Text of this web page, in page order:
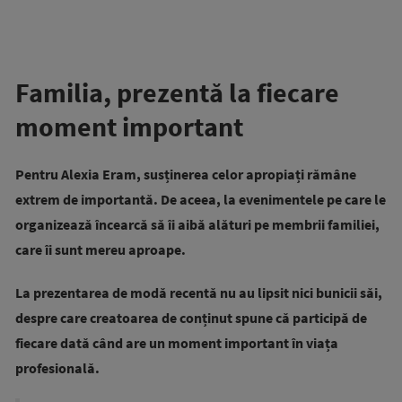
Familia, prezentă la fiecare
moment important
Pentru Alexia Eram, susținerea celor apropiați rămâne
extrem de importantă. De aceea, la evenimentele pe care le
organizează încearcă să îi aibă alături pe membrii familiei,
care îi sunt mereu aproape.
La prezentarea de modă recentă nu au lipsit nici bunicii săi,
despre care creatoarea de conținut spune că participă de
fiecare dată când are un moment important în viața
profesională.